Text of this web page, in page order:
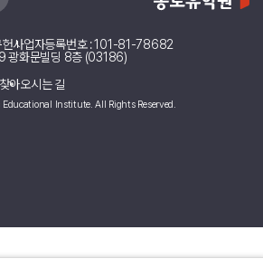
헌사업자등록번호 : 101-81-78682
광화문빌딩 8층 (03186)
아오시는 길
Institute. All Rights Reserved.